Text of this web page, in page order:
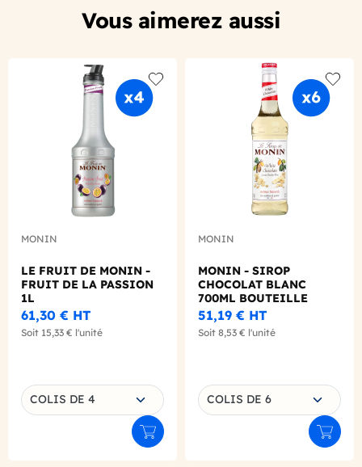
Vous aimerez aussi
Add to wishlist
MONIN
LE FRUIT DE MONIN -
FRUIT DE LA PASSION
1L
61,30 € HT
Soit 15,33 € l'unité
Choisissez une déclinaison
COLIS DE 4
Ajouter au panier
Add
MONIN
MONIN - SIROP
CHOCOLAT BLANC
700ML BOUTEILLE
VERRE
51,19 € HT
Soit 8,53 € l'unité
Choisissez une déclinaison
COLIS DE 6